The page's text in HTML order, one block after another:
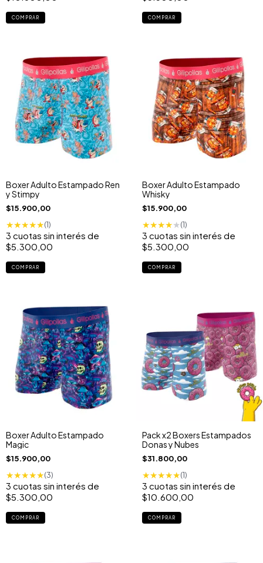
COMPRAR COMPRAR
Boxer Adulto Estampado Ren
y Stimpy
$15.900,00
★★★★★(1)
3 cuotas sin interés de
$5.300,00
COMPRAR
Boxer Adulto Estampado
Whisky
$15.900,00
★★★★★(1)
3 cuotas sin interés de
$5.300,00
COMPRAR
Boxer Adulto Estampado
Magic
$15.900,00
★★★★★(3)
3 cuotas sin interés de
$5.300,00
COMPRAR
Pack x2 Boxers Estampados
Donas y Nubes
$31.800,00
★★★★★(1)
3 cuotas sin interés de
$10.600,00
COMPRAR